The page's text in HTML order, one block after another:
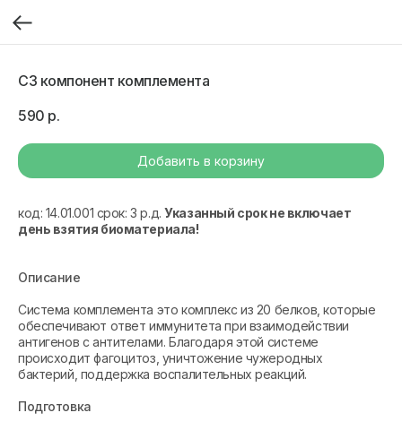
С3 компонент комплемента
590 р.
Добавить в корзину
код: 14.01.001 срок: 3 р.д.Указанный срок не включает
день взятия биоматериала!
Описание
Система комплемента это комплекс из 20 белков, которые
обеспечивают ответ иммунитета при взаимодействии
антигенов с антителами. Благодаря этой системе
происходит фагоцитоз, уничтожение чужеродных
бактерий, поддержка воспалительных реакций.
Подготовка